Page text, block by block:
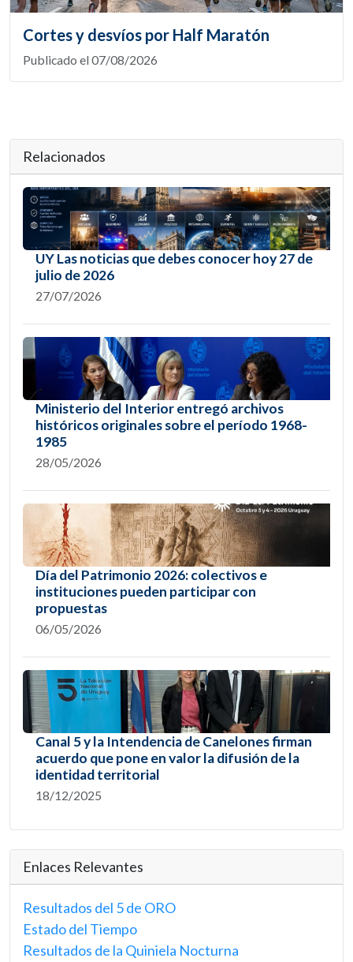
Cortes y desvíos por Half Maratón
Publicado el 07/08/2026
Relacionados
UY Las noticias que debes conocer hoy 27 de
julio de 2026
27/07/2026
Ministerio del Interior entregó archivos
históricos originales sobre el período 1968-
1985
28/05/2026
Día del Patrimonio 2026: colectivos e
instituciones pueden participar con
propuestas
06/05/2026
Canal 5 y la Intendencia de Canelones firman
acuerdo que pone en valor la difusión de la
identidad territorial
18/12/2025
Enlaces Relevantes
Resultados del 5 de ORO
Estado del Tiempo
Resultados de la Quiniela Nocturna